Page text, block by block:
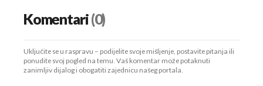
Komentari(0)
Uključite se u raspravu – podijelite svoje mišljenje, postavite pitanja ili
ponudite svoj pogled na temu. Vaš komentar može potaknuti
zanimljiv dijalog i obogatiti zajednicu našeg portala.